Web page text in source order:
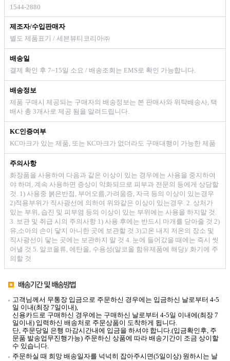
1544-2880
제조자/수입판매자
별도 제품표기 / 세븐뷰티코리아㈜
배송일
결제 확인 후 7~15일 소요 / 배송조회는 EMS로 확인 가능합니다.
배송정보
제품 구매시 제공되는 구매자의 배송정보는 본 판매사와 위탁배송사, 택
배사 총 3개사로 제공 됨을 알려드립니다.
KC인증여부
KC마크가 있는 제품, 또는 KC마크가 없더라도 구매대행이 가능한 제품
주의사항
화장품을 사용하여 다음과 같은 이상이 있는 경우에는 사용을 중지하여
야 하며, 계속 사용하면 증상이 악화되므로 피부과 전문의 등에게 상담할
것. 1) 사용중 붉은반점, 부어오름,가려움증, 자극 등의 이상이 있는경우
2)적용부위가 직사광선에 의하여 위와같은 이상이 있는경우. 2. 상처가
있는 부위, 습진 및 피부염 등의 이상이 있는 부위에는 사용을 하지말 것.
3. 보관 및 취급 시의 주의사항 1) 사용 후에는 반드시 마개를 닫아줄 것 2)
유,소아의 손이 닿지 아니한 곳에 보관할 것 3)고온 내지 저온의 장소 및
직사광선이 닿는 곳에는 보관하지 말 것 4. 눈에 들어갔을 때에는 즉시 씻
어낼 것 5. 알코올류, 에탄올, 수용성(알코올 함유제품에 해당)/ 화기에 주
의할 것
고객님께서 무통장 입금으로 주문하신 경우에는 입금하신 날로부터 4-5
일 이내(최장 7일이내),
신용카드로 구매하신 경우에는 구매하신 날로부터 4-5일 이내에(최장 7
일이내) 입력하신 배송처로 주문상품이 도착하게 됩니다.
단, 주문당일 은행 마감시간내에 입금을 하셔야 합니다.(입금확인후, 주
문품 발송업무진행가능) 주문하신 상품에 따라 배송기간이 조금 상이할
수 있습니다.
주문하실 때 희망 배송일자를 넉넉히 잡아주시면(5일이상) 원하시는 날